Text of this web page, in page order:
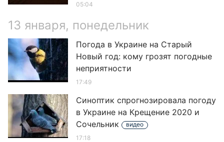
05:04
13 января, понедельник
Погода в Украине на Старый
Новый год: кому грозят погодные
неприятности
17:49
Синоптик спрогнозировала погоду
в Украине на Крещение 2020 и
Сочельник
видео
17:18